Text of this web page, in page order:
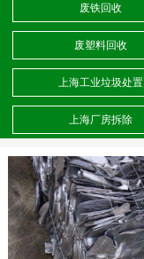
废铁回收
废塑料回收
上海工业垃圾处置
上海厂房拆除